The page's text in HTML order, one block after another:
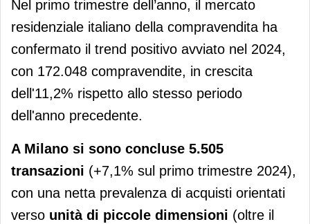
Nel primo trimestre dell’anno, il mercato
residenziale italiano della compravendita ha
confermato il trend positivo avviato nel 2024,
con 172.048 compravendite, in crescita
dell'11,2% rispetto allo stesso periodo
dell'anno precedente.
A Milano si sono concluse 5.505
transazioni (+7,1% sul primo trimestre 2024),
con una netta prevalenza di acquisti orientati
verso unità di piccole dimensioni (oltre il